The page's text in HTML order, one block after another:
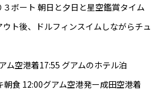
ボート 朝日と夕日と星空鑑賞タイム
ト後、ドルフィンスイムしながらチュ
ム空港着17:55 グアムのホテル泊
食 12:00グアム空港発ー成田空港着